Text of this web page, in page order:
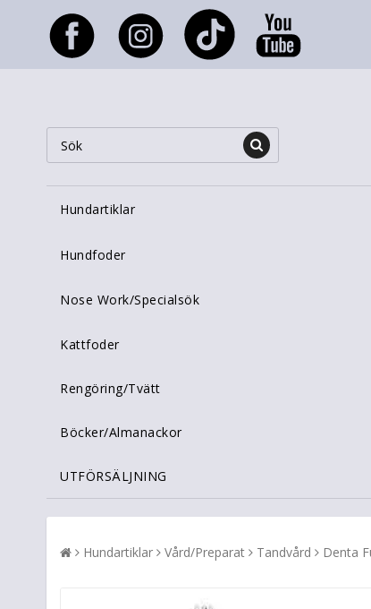
Hundartiklar
Hundfoder
Nose Work/Specialsök
Kattfoder
Rengöring/Tvätt
Böcker/Almanackor
UTFÖRSÄLJNING
Hundartiklar Vård/Preparat Tandvård Denta